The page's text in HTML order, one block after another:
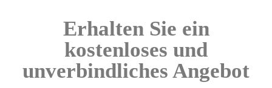
Erhalten Sie ein
kostenloses und
unverbindliches Angebot